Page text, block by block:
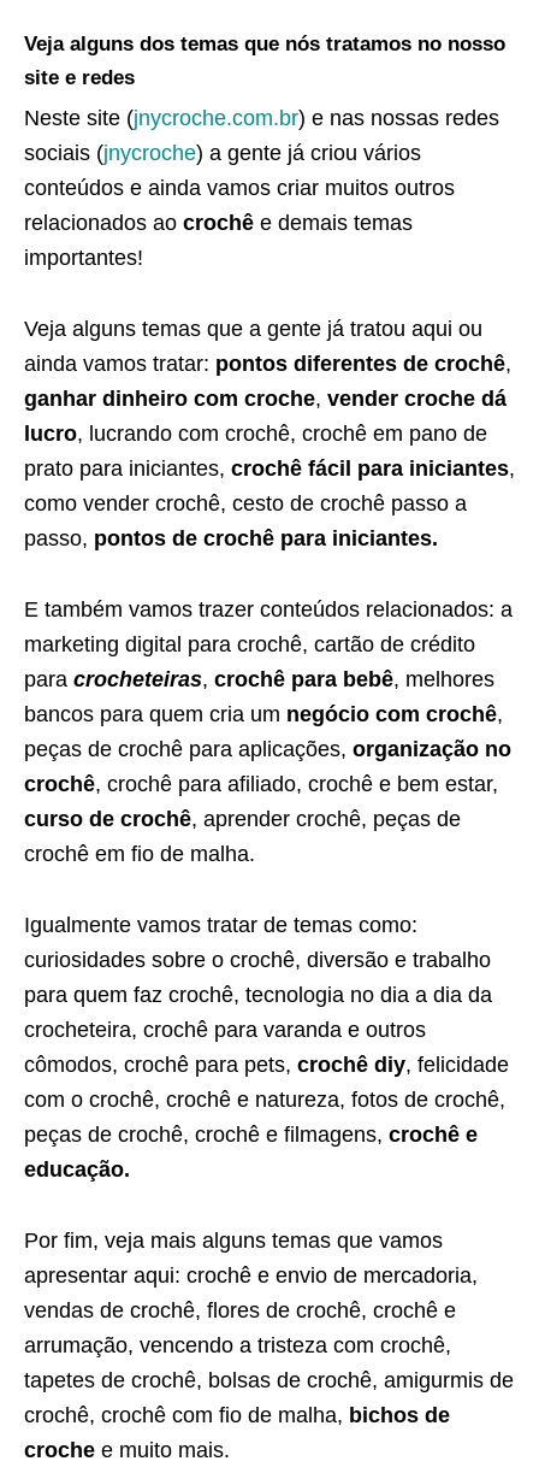
Veja alguns dos temas que nós tratamos no nosso
site e redes
Neste site (jnycroche.com.br) e nas nossas redes
sociais (jnycroche) a gente já criou vários
conteúdos e ainda vamos criar muitos outros
relacionados ao crochê e demais temas
importantes!
Veja alguns temas que a gente já tratou aqui ou
ainda vamos tratar: pontos diferentes de crochê,
ganhar dinheiro com croche, vender croche dá
lucro, lucrando com crochê, crochê em pano de
prato para iniciantes, crochê fácil para iniciantes,
como vender crochê, cesto de crochê passo a
passo, pontos de crochê para iniciantes.
E também vamos trazer conteúdos relacionados: a
marketing digital para crochê, cartão de crédito
para crocheteiras, crochê para bebê, melhores
bancos para quem cria um negócio com crochê,
peças de crochê para aplicações, organização no
crochê, crochê para afiliado, crochê e bem estar,
curso de crochê, aprender crochê, peças de
crochê em fio de malha.
Igualmente vamos tratar de temas como:
curiosidades sobre o crochê, diversão e trabalho
para quem faz crochê, tecnologia no dia a dia da
crocheteira, crochê para varanda e outros
cômodos, crochê para pets, crochê diy, felicidade
com o crochê, crochê e natureza, fotos de crochê,
peças de crochê, crochê e filmagens, crochê e
educação.
Por fim, veja mais alguns temas que vamos
apresentar aqui: crochê e envio de mercadoria,
vendas de crochê, flores de crochê, crochê e
arrumação, vencendo a tristeza com crochê,
tapetes de crochê, bolsas de crochê, amigurmis de
crochê, crochê com fio de malha, bichos de
croche e muito mais.